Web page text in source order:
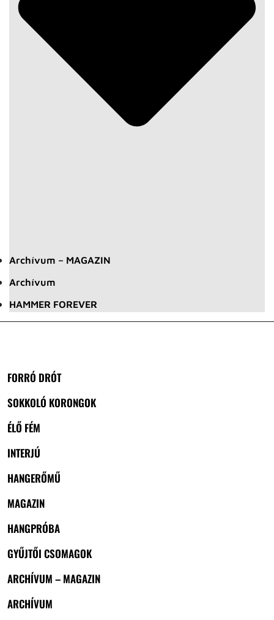
Archívum – MAGAZIN
Archívum
HAMMER FOREVER
FORRÓ DRÓT
SOKKOLÓ KORONGOK
ÉLŐ FÉM
INTERJÚ
HANGERŐMŰ
MAGAZIN
HANGPRÓBA
GYŰJTŐI CSOMAGOK
ARCHÍVUM – MAGAZIN
ARCHÍVUM